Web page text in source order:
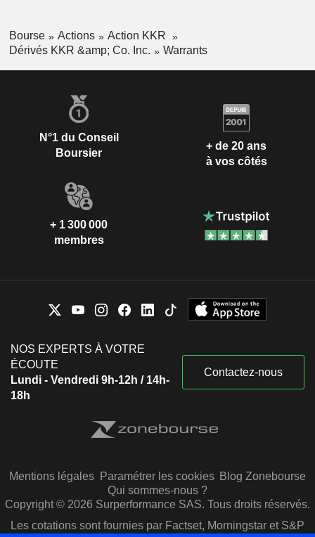
Bourse Actions
Action KKR
Dérivés KKR &amp; Co. Inc.
Warrants
N°1 du Conseil
Boursier
+ de 20 ans
à vos côtés
+ 1 300 000
membres
NOS EXPERTS À VOTRE
ÉCOUTE
Lundi - Vendredi 9h-12h / 14h-
18h
Contactez-nous
Mentions légales Paramétrer les cookies Blog Zonebourse
Qui sommes-nous ?
Copyright © 2026 Surperformance SAS. Tous droits réservés.
Les cotations sont fournies par Factset, Morningstar et S&P